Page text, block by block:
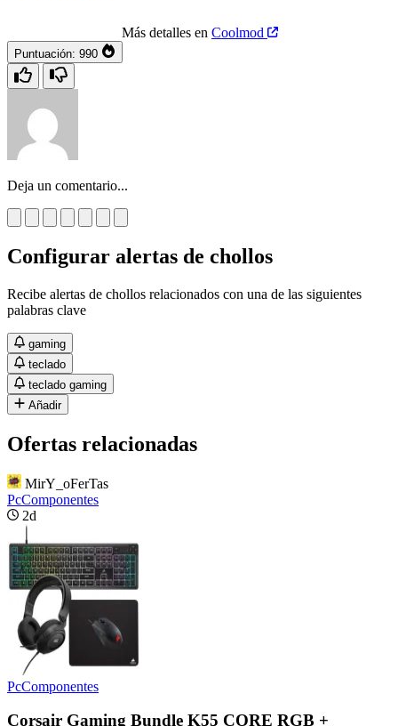
Más detalles en Coolmod
Puntuación: 990
Deja un comentario...
Configurar alertas de chollos
Recibe alertas de chollos relacionados con una de las siguientes
palabras clave
gaming
teclado
teclado gaming
Añadir
Ofertas relacionadas
MirY_oFerTas
PcComponentes
2d
PcComponentes
Corsair Gaming Bundle K55 CORE RGB +